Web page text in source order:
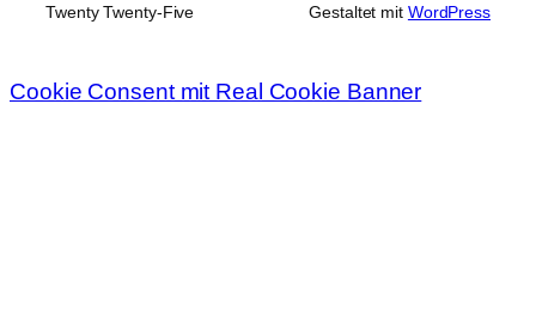
Twenty Twenty-Five Gestaltet mit WordPress
Cookie Consent mit Real Cookie Banner